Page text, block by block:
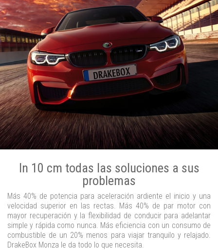
In 10 cm todas las soluciones a sus
problemas
Más 40% de potencia para aceleración ardiente el inicio y una
velocidad superior en las rectas. Más 40% de par motor con
mayor recuperación y la flexibilidad de conducir para adelantar
simple y rápida como nunca. Más eficiencia con un consumo de
combustible de un 20% menos para viajar tranquilo y relajado.
DrakeBox Monza le da todo lo que necesita.